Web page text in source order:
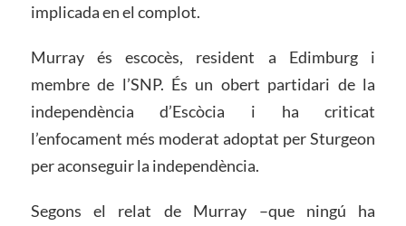
implicada en el complot.
Murray és escocès, resident a Edimburg i
membre de l’SNP. És un obert partidari de la
independència d’Escòcia i ha criticat
l’enfocament més moderat adoptat per Sturgeon
per aconseguir la independència.
Segons el relat de Murray –que ningú ha